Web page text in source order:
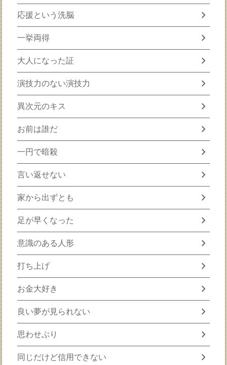
応援という洗脳 chevron_right
一挙両得 chevron_right
大人になった証 chevron_right
演技力のない演技力 chevron_right
異次元のキス chevron_right
お前は誰だ chevron_right
一円で暗殺 chevron_right
言い返せない chevron_right
家から出ずとも chevron_right
足が早くなった chevron_right
意識のある人形 chevron_right
打ち上げ chevron_right
お金大好き chevron_right
良い夢が見られない chevron_right
思わせぶり chevron_right
同じだけど信用できない chevron_right